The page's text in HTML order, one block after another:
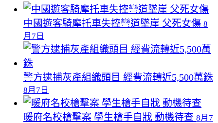
中國遊客騎摩托車失控彎道墜崖 父死女傷 8
月7日
警方逮捕灰產組織頭目 經費流轉近5,500萬銖
8月7日
暖府名校槍擊案 學生槍手自戕 動機待查 8月7